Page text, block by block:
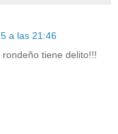
a las 21:46
tiene delito!!!